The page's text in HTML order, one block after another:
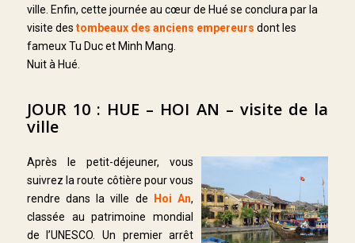
ville. Enfin, cette journée au cœur de Hué se conclura par la
visite des tombeaux des anciens empereurs dont les
fameux Tu Duc et Minh Mang.
Nuit à Hué.
JOUR 10 : HUE – HOI AN – visite de la
ville
Après le petit-déjeuner, vous
suivrez la route côtière pour vous
rendre dans la ville de
Hoi An,
classée au patrimoine mondial
de l’UNESCO. Un premier arrêt